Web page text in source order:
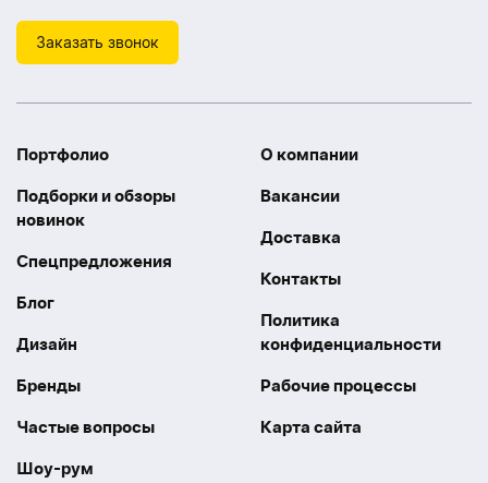
Заказать звонок
Портфолио
Подборки и обзоры
новинок
Спецпредложения
Блог
Дизайн
Бренды
Частые вопросы
Шоу-рум
О компании
Вакансии
Доставка
Контакты
Политика
конфиденциальности
Рабочие процессы
Карта сайта